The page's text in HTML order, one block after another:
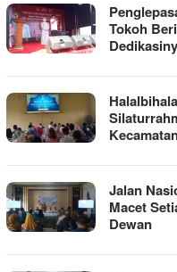
Tokoh
Jalan
Macet
Dewan